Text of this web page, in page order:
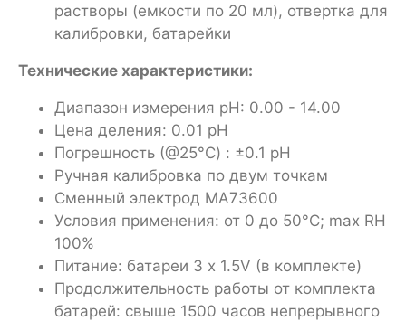
растворы (емкости по 20 мл), отвертка для
калибровки, батарейки
Технические характеристики:
Диапазон измерения pH: 0.00 - 14.00
Цена деления: 0.01 pH
Погрешность (@25°C) : ±0.1 pH
Ручная калибровка по двум точкам
Сменный электрод MA73600
Условия применения: от 0 до 50°C; max RH
100%
Питание: батареи 3 x 1.5V (в комплекте)
Продолжительность работы от комплекта
батарей: свыше 1500 часов непрерывного